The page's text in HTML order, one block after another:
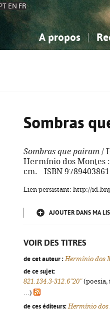
EN FR
A propos
Sombras
Sombras que pairam /
Hermínio dos Montes :
cm. - ISBN
Lien persistant: http://
AJOUTER DANS MA
VOIR DES TITRES
de cet auteur : Hermínio dos
de ce sujet:
821.134.3-312.6"20"(poesia,
...)
de ces éditeurs: Hermínio dos